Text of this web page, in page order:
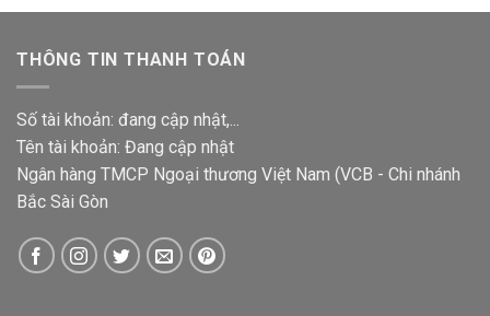
THÔNG TIN THANH TOÁN
Số tài khoản: đang cập nhật,...
Tên tài khoản: Đang cập nhật
Ngân hàng TMCP Ngoại thương Việt Nam (VCB - Chi nhánh
Bắc Sài Gòn